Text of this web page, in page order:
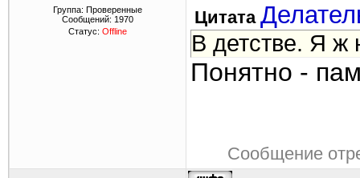
Группа: Проверенные
Сообщений: 1970
Статус: Offline
Цитата
В детстве. Я ж
Понятно -
Сообщение